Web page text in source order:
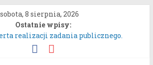
sobota, 8 sierpnia, 2026
Ostatnie wpisy:
realizacji zadania publicznego.
136/2026BURMISTRZA STAREGO